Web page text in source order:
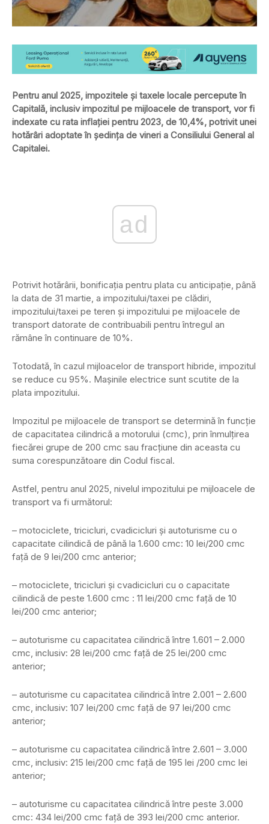
Pentru anul 2025, impozitele şi taxele locale percepute în
Capitală, inclusiv impozitul pe mijloacele de transport, vor fi
indexate cu rata inflaţiei pentru 2023, de 10,4%, potrivit unei
hotărâri adoptate în şedinţa de vineri a Consiliului General al
Capitalei.
ad
Potrivit hotărârii, bonificația pentru plata cu anticipație, până
la data de 31 martie, a impozitului/taxei pe clădiri,
impozitului/taxei pe teren și impozitului pe mijloacele de
transport datorate de contribuabili pentru întregul an
rămâne în continuare de 10%.
Totodată, în cazul mijloacelor de transport hibride, impozitul
se reduce cu 95%. Mașinile electrice sunt scutite de la
plata impozitului.
Impozitul pe mijloacele de transport se determină în funcţie
de capacitatea cilindrică a motorului (cmc), prin înmulţirea
fiecărei grupe de 200 cmc sau fracţiune din aceasta cu
suma corespunzătoare din Codul fiscal.
Astfel, pentru anul 2025, nivelul impozitului pe mijloacele de
transport va fi următorul:
– motociclete, tricicluri, cvadicicluri și autoturisme cu o
capacitate cilindică de până la 1.600 cmc: 10 lei/200 cmc
față de 9 lei/200 cmc anterior;
– motociclete, tricicluri și cvadicicluri cu o capacitate
cilindică de peste 1.600 cmc : 11 lei/200 cmc faţă de 10
lei/200 cmc anterior;
– autoturisme cu capacitatea cilindrică între 1.601 – 2.000
cmc, inclusiv: 28 lei/200 cmc faţă de 25 lei/200 cmc
anterior;
– autoturisme cu capacitatea cilindrică între 2.001 – 2.600
cmc, inclusiv: 107 lei/200 cmc faţă de 97 lei/200 cmc
anterior;
– autoturisme cu capacitatea cilindrică între 2.601 – 3.000
cmc, inclusiv: 215 lei/200 cmc faţă de 195 lei /200 cmc lei
anterior;
– autoturisme cu capacitatea cilindrică între peste 3.000
cmc: 434 lei/200 cmc faţă de 393 lei/200 cmc anterior.